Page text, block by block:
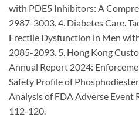
with PDE5 Inhibitors: A
2987-3003. 4. Diabetes Care.
Erectile Dysfunction in Men
2085-2093. 5. Hong Kong
Annual Report 2024:
Safety Profile of
Analysis of FDA Adverse Event
112-120.